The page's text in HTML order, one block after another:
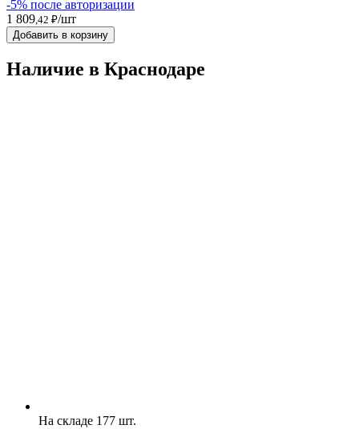
-5% после авторизации
1 809 ,42 ₽/шт
Добавить в корзину
Наличие в Краснодарe
На складе 177 шт.